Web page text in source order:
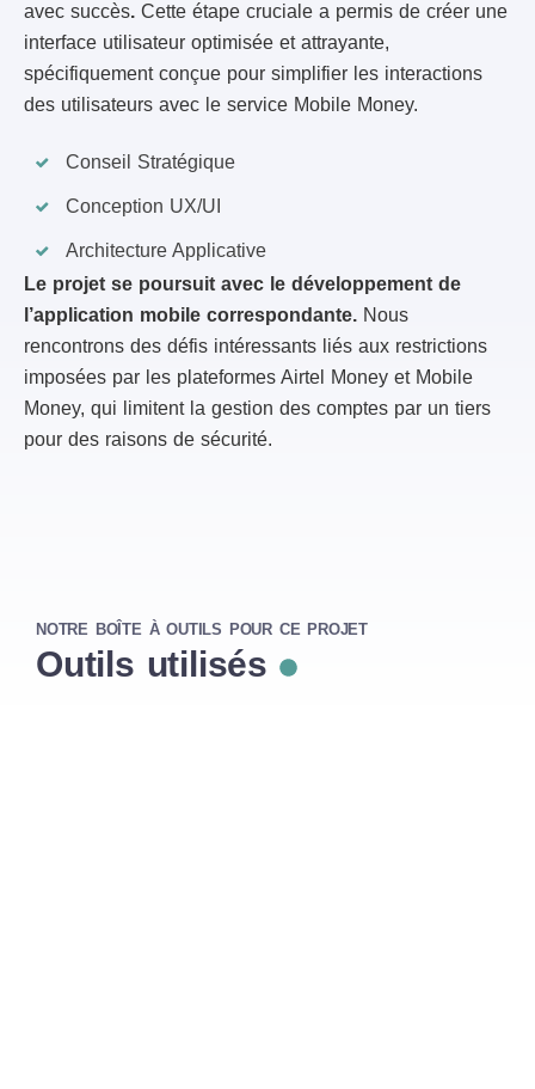
avec succès. Cette étape cruciale a permis de créer une
interface utilisateur optimisée et attrayante,
spécifiquement conçue pour simplifier les interactions
des utilisateurs avec le service Mobile Money.
Conseil Stratégique
Conception UX/UI
Architecture Applicative
Le projet se poursuit avec le développement de
l’application mobile correspondante. Nous
rencontrons des défis intéressants liés aux restrictions
imposées par les plateformes Airtel Money et Mobile
Money, qui limitent la gestion des comptes par un tiers
pour des raisons de sécurité.
NOTRE BOÎTE À OUTILS POUR CE PROJET
Outils utilisés